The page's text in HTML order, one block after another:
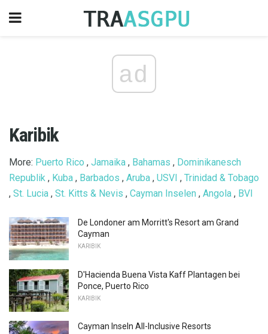
ad
Karibik
More: Puerto Rico , Jamaika , Bahamas , Dominikanesch
Republik , Kuba , Barbados , Aruba , USVI , Trinidad & Tobago
, St. Lucia , St. Kitts & Nevis , Cayman Inselen , Angola , BVI
De Londoner am Morritt's Resort am Grand
Cayman
KARIBIK
D'Hacienda Buena Vista Kaff Plantagen bei
Ponce, Puerto Rico
KARIBIK
Cayman Inseln All-Inclusive Resorts